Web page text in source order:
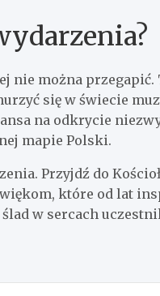
nie można
się w świecie
na odkrycie
mapie Polski.
Przyjdź do
które od lat
w sercach